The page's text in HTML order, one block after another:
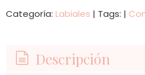
Categoría: Labiales | Tags: |
Descripción